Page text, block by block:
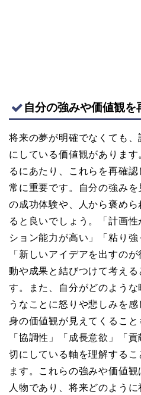
自分の強みや価値観を
将来の夢が明確でなくても
にしている価値観がありま
るにあたり、これらを再確
常に重要です。自分の強み
の成功体験や、人から褒め
ると良いでしょう。「計画
ション能力が高い」「粘り強
「新しいアイデアを出すの
動や成果と結びつけて考える
す。また、自分がどのよう
うなことに怒りや悲しみを
身の価値観が見えてくること
「協調性」「成長意欲」「
切にしている軸を理解する
ます。これらの強みや価値
人物であり、将来どのよう